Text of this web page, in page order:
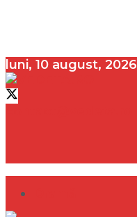
luni, 10 august, 2026